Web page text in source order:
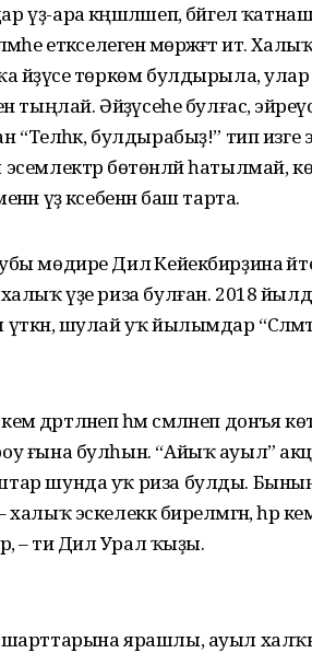
үҙ-ара кәңәшләшеп, бәйгелә
етәкселегенә мөрәжәғәт итә.
әйҙәүсе төркөм булдырыла,
тыңлай. Әйҙәүсеһе булғас,
“Теләһәк, булдырабыҙ!” тип
бөтөнләй һатылмай,
үҙ кәсебенән баш тарта.
мөдире Дилә Кейекбирҙина
үҙе риза булған. 2018
шулай уҡ йылымдар
кем дәртләнеп һәм сәмләнеп донъя
ғына булһын. “Айыҡ ауыл”
шунда уҡ риза булды. Бының
эскелеккә бирелмәгән, һәр
– ти Дилә Урал ҡыҙы.
ярашлы, ауыл халҡы